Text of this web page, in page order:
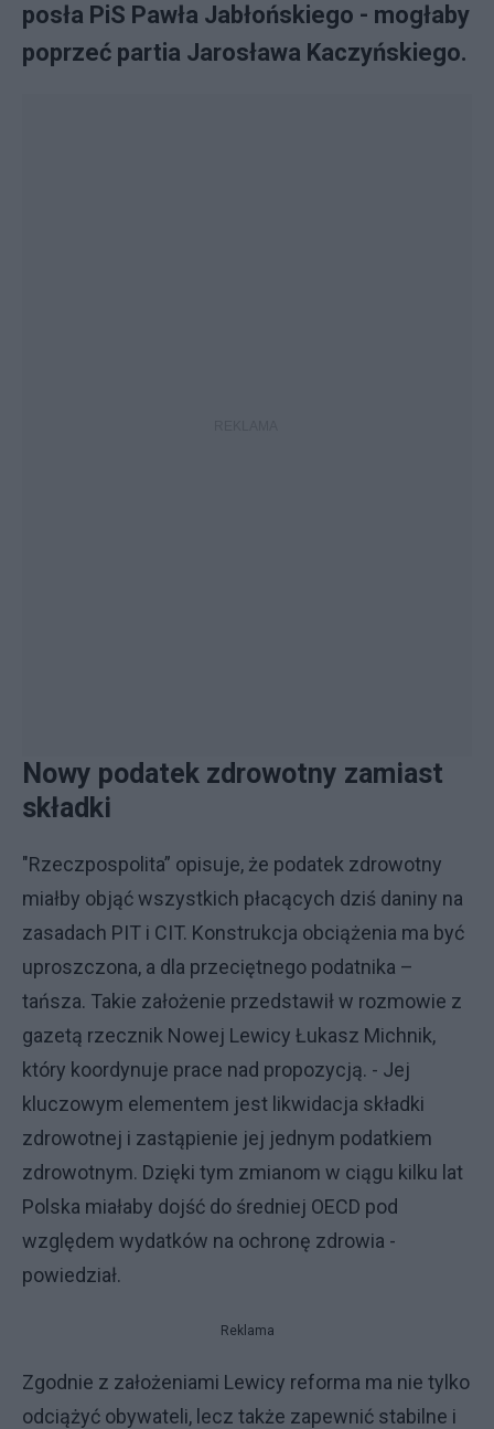
posła PiS Pawła Jabłońskiego - mogłaby
poprzeć partia Jarosława Kaczyńskiego.
Nowy podatek zdrowotny zamiast
składki
"Rzeczpospolita” opisuje, że podatek zdrowotny
miałby objąć wszystkich płacących dziś daniny na
zasadach PIT i CIT. Konstrukcja obciążenia ma być
uproszczona, a dla przeciętnego podatnika –
tańsza. Takie założenie przedstawił w rozmowie z
gazetą rzecznik Nowej Lewicy Łukasz Michnik,
który koordynuje prace nad propozycją. - Jej
kluczowym elementem jest likwidacja składki
zdrowotnej i zastąpienie jej jednym podatkiem
zdrowotnym. Dzięki tym zmianom w ciągu kilku lat
Polska miałaby dojść do średniej OECD pod
względem wydatków na ochronę zdrowia -
powiedział.
Reklama
Zgodnie z założeniami Lewicy reforma ma nie tylko
odciążyć obywateli, lecz także zapewnić stabilne i